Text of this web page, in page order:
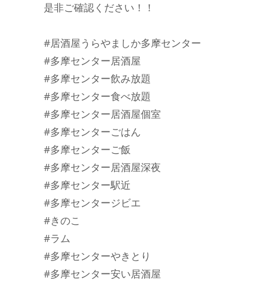
是非ご確認ください！！
#居酒屋うらやましか多摩センター
#多摩センター居酒屋
#多摩センター飲み放題
#多摩センター食べ放題
#多摩センター居酒屋個室
#多摩センターごはん
#多摩センターご飯
#多摩センター居酒屋深夜
#多摩センター駅近
#多摩センタージビエ
#きのこ
#ラム
#多摩センターやきとり
#多摩センター安い居酒屋